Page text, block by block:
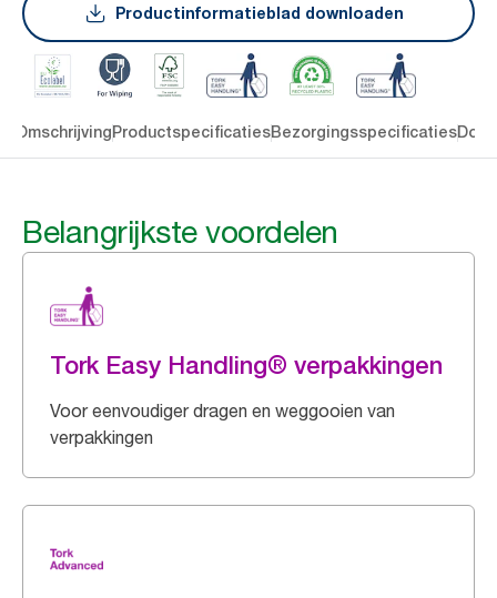
Productinformatieblad downloaden
OmschrijvingProductspecificatiesBezorgingsspecificaties
Belangrijkste voordelen
Tork Easy Handling® verpakkingen
Voor eenvoudiger dragen en weggooien van
verpakkingen